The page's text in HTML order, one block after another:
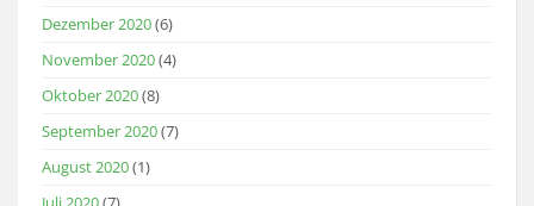
Dezember 2020(6)
November 2020(4)
Oktober 2020(8)
September 2020(7)
August 2020(1)